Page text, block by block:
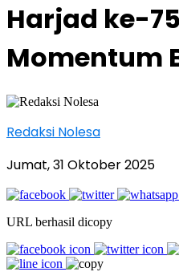
Harjad ke-
Momentum
Redaksi Nolesa
Jumat, 31 Oktober 2025
URL berhasil dicopy